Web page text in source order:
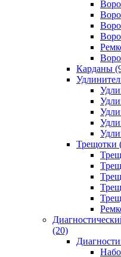
Карданы
Трещотки
(20)